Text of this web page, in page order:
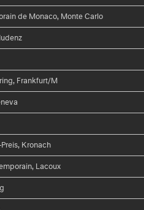
de Monaco, Monte Carlo
Frankfurt/M
Kronach
Lacoux